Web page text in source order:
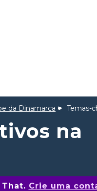
da Dinamarca Temas-
na
Crie uma